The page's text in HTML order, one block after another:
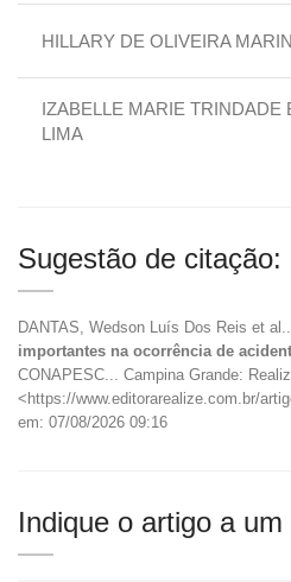
HILLARY DE OLIVEIRA
IZABELLE MARIE TRINDADE
LIMA
Sugestão de citação:
DANTAS, Wedson Luís Dos Reis et al..
importantes na ocorrência de
CONAPESC... Campina Grande:
<https://www.editorarealize.com.br/
em: 07/08/2026 09:16
Indique o artigo a um